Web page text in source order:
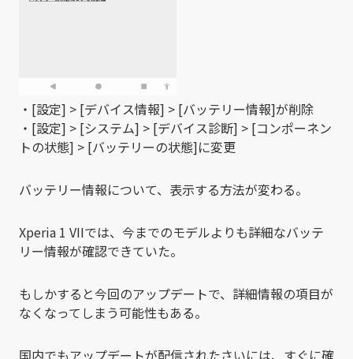
・[設定] > [デバイス情報] > [バッテリー情報]が削除
・[設定] > [システム] > [デバイス診断] > [コンポーネン
トの状態] > [バッテリーの状態]に変更
バッテリー情報について、表示する方法が変わる。
Xperia 1 VIIでは、今までのモデルよりも詳細なバッテ
リー情報が確認できていた。
もしかすると今回のアップデートで、詳細情報の項目が
なくなってしまう可能性もある。
国内でもアップデートが配信されたさいには、すぐに確